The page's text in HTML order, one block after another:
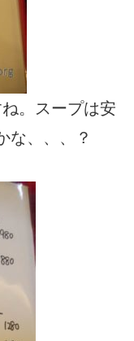
。スープは安
な、、、？